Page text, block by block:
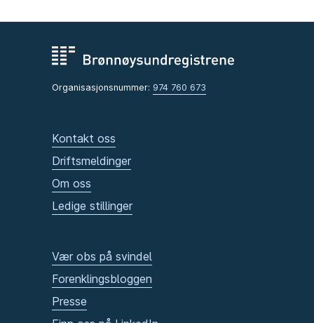
Organisasjonsnummer: 974 760 673
Kontakt oss
Driftsmeldinger
Om oss
Ledige stillinger
Vær obs på svindel
Forenklingsbloggen
Presse